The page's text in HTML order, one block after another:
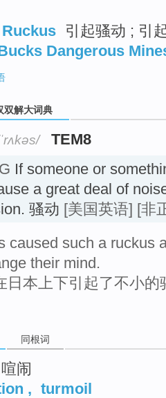
引起骚动 ; 引
Dangerous
双解大词典
TEM8
If someone or
a great deal of
骚动 [美国英语] [非
caused such a ruckus
their mind.
日本上下引起了不小
同根词
闹
, turmoil